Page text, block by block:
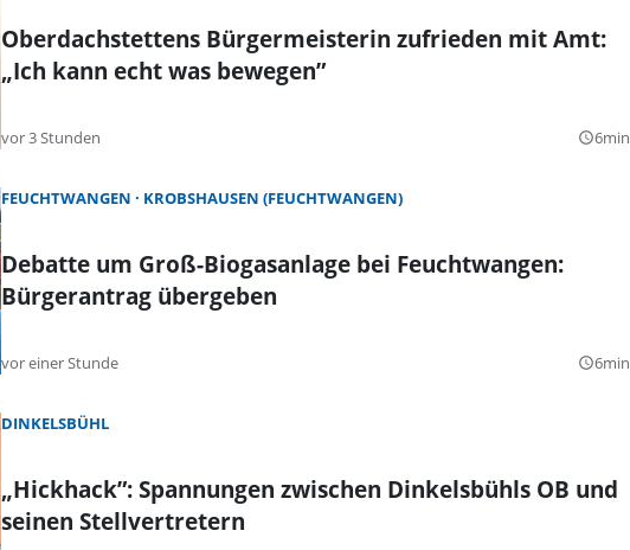
Oberdachstettens Bürgermeisterin zufrieden mit Amt:
„Ich kann echt was bewegen”
vor 3 Stunden query_builder6min
FEUCHTWANGEN KROBSHAUSEN (FEUCHTWANGEN)
Debatte um Groß-Biogasanlage bei Feuchtwangen:
Bürgerantrag übergeben
vor einer Stunde query_builder6min
DINKELSBÜHL
„Hickhack”: Spannungen zwischen Dinkelsbühls OB und
seinen Stellvertretern